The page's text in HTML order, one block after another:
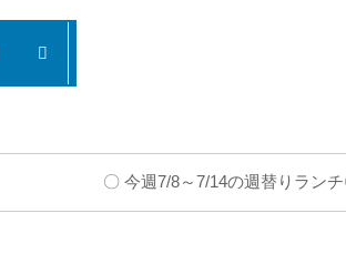
〇 今週7/8～7/14の週替りラン